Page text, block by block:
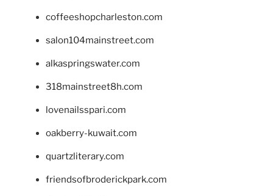
coffeeshopcharleston.com
salon104mainstreet.com
alkaspringswater.com
318mainstreet8h.com
lovenailsspari.com
oakberry-kuwait.com
quartzliterary.com
friendsofbroderickpark.com